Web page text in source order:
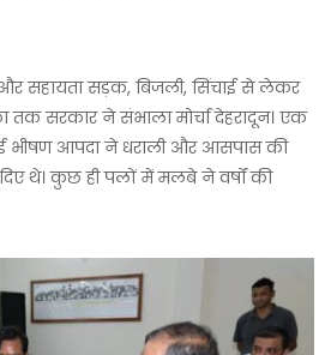
सहायता सड़क, बिजली, सिंचाई से लेकर
सरकार ने संभाला मोर्चा देहरादून। एक
आपदा ने धराली और आसपास की
थे। कुछ ही पलों में मलबे ने वर्षों की